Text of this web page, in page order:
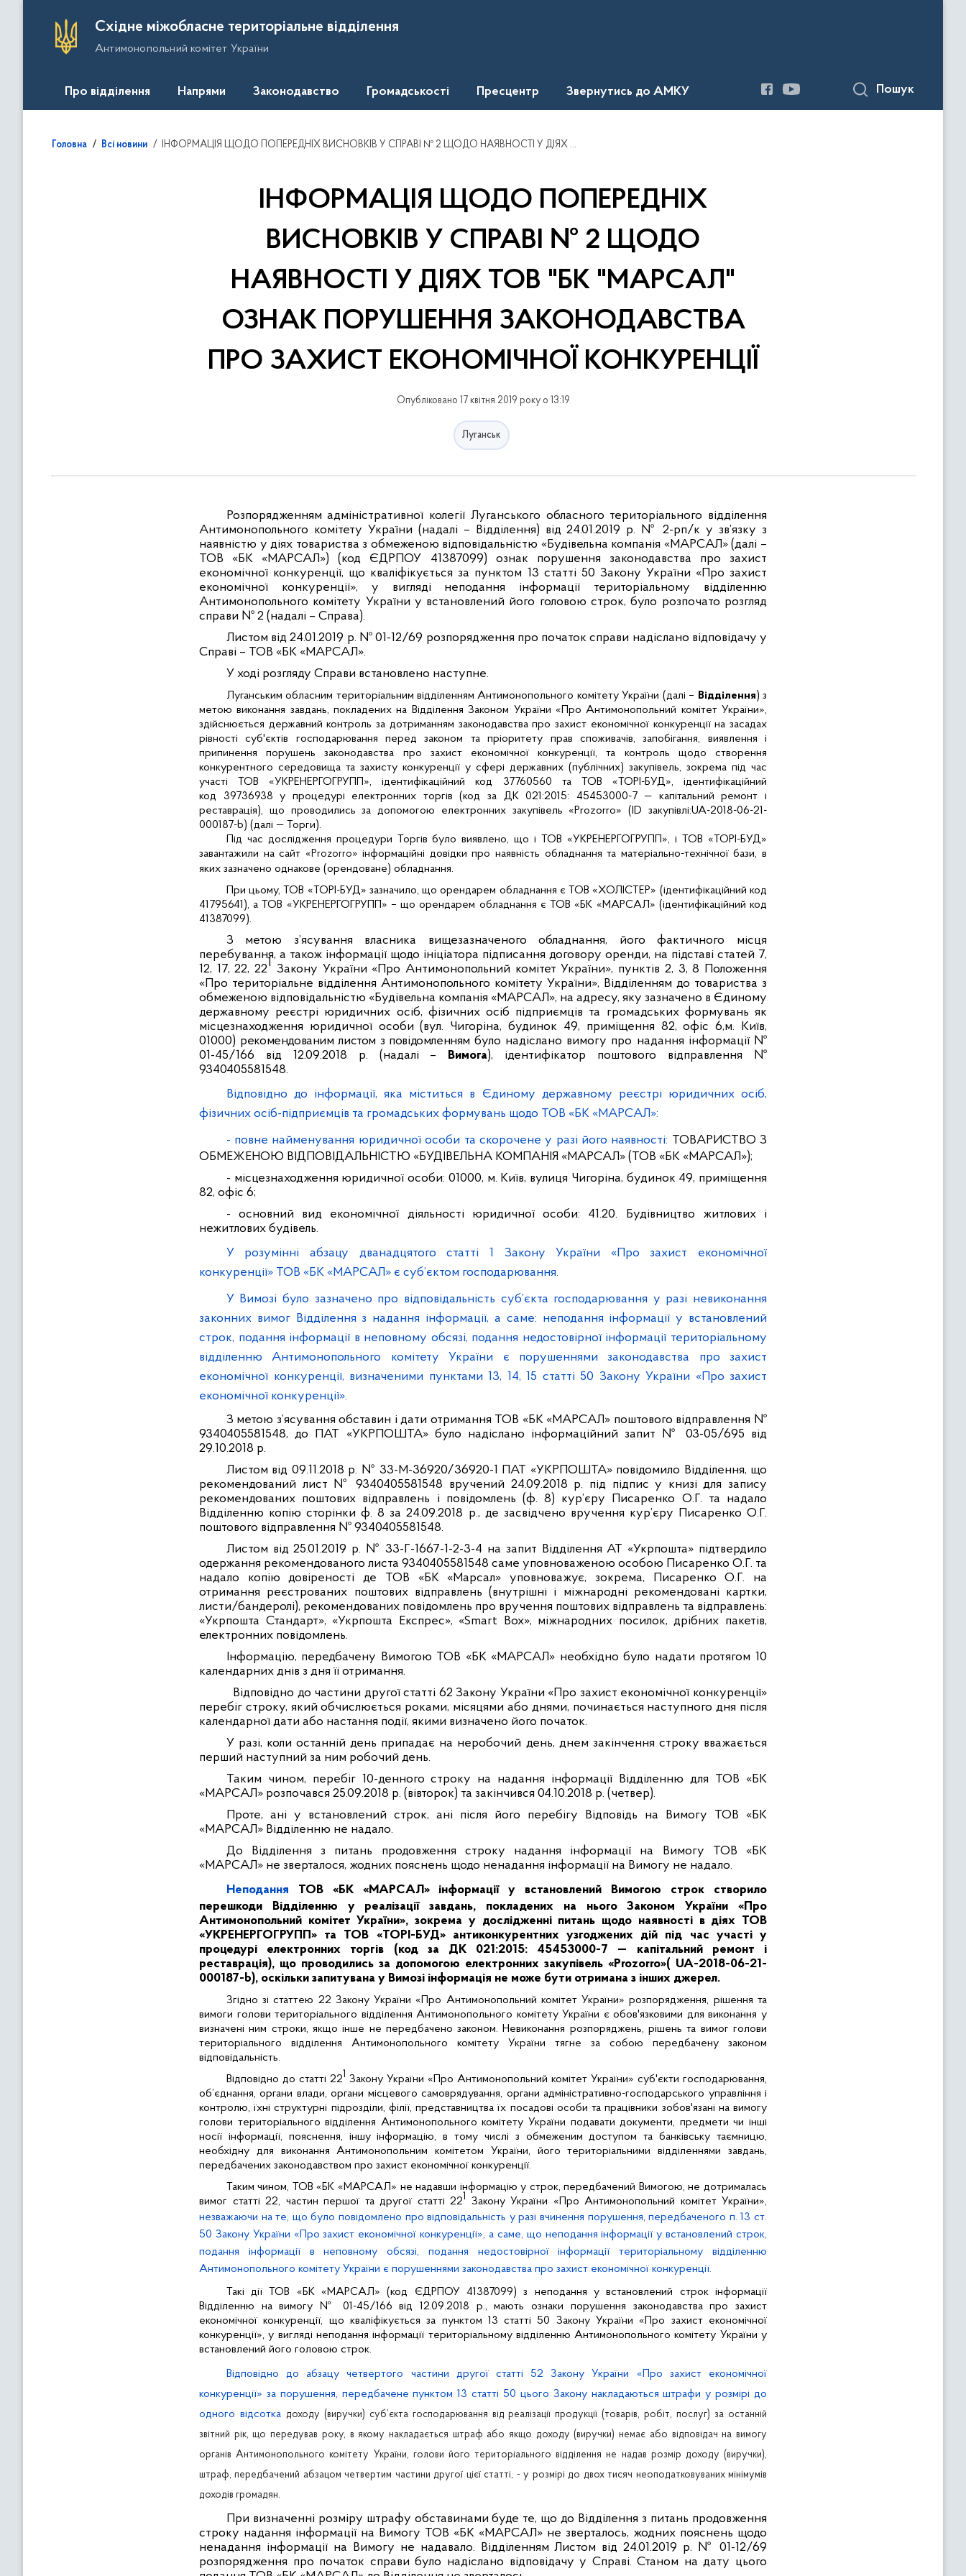
Східне міжобласне територіальне відділення
Антимонопольний комітет України
Про відділення Напрями Законодавство Громадськості Пресцентр Звернутись до АМКУ Пошук
Головна Всі новини ІНФОРМАЦІЯ ЩОДО ПОПЕРЕДНІХ ВИСНОВКІВ У СПРАВІ № 2 ЩОДО НАЯВНОСТІ У ДІЯХ ТОВ "БК "МАРСАЛ" ОЗНАК ПОРУШЕННЯ ЗАКОНОДАВСТВА ПРО ЗАХИСТ ЕКОНОМІЧНОЇ КОНКУРЕНЦІЇ
ІНФОРМАЦІЯ ЩОДО ПОПЕРЕДНІХ
ВИСНОВКІВ У СПРАВІ № 2 ЩОДО
НАЯВНОСТІ У ДІЯХ ТОВ "БК "МАРСАЛ"
ОЗНАК ПОРУШЕННЯ ЗАКОНОДАВСТВА
ПРО ЗАХИСТ ЕКОНОМІЧНОЇ КОНКУРЕНЦІЇ
Опубліковано 17 квітня 2019 року о 13:19
Луганськ
Розпорядженням адміністративної колегії Луганського обласного територіального відділення
Антимонопольного комітету України (надалі – Відділення) від 24.01.2019 р. № 2-рп/к у зв’язку з
наявністю у діях товариства з обмеженою відповідальністю «Будівельна компанія «МАРСАЛ» (далі –
ТОВ «БК «МАРСАЛ») (код ЄДРПОУ 41387099) ознак порушення законодавства про захист
економічної конкуренції, що кваліфікується за пунктом 13 статті 50 Закону України «Про захист
економічної конкуренції», у вигляді неподання інформації територіальному відділенню
Антимонопольного комітету України у встановлений його головою строк, було розпочато розгляд
справи № 2 (надалі – Справа).
Листом від 24.01.2019 р. № 01-12/69 розпорядження про початок справи надіслано відповідачу у
Справі – ТОВ «БК «МАРСАЛ».
У ході розгляду Справи встановлено наступне.
Луганським обласним територіальним відділенням Антимонопольного комітету України (далі – Відділення) з
метою виконання завдань, покладених на Відділення Законом України «Про Антимонопольний комітет України»,
здійснюється державний контроль за дотриманням законодавства про захист економічної конкуренції на засадах
рівності суб'єктів господарювання перед законом та пріоритету прав споживачів, запобігання, виявлення і
припинення порушень законодавства про захист економічної конкуренції, та контроль щодо створення
конкурентного середовища та захисту конкуренції у сфері державних (публічних) закупівель, зокрема під час
участі ТОВ «УКРЕНЕРГОГРУПП», ідентифікаційний код 37760560 та ТОВ «ТОРІ-БУД», ідентифікаційний
код 39736938
у процедурі електронних торгів (код за ДК 021:2015: 45453000-7 — капітальний ремонт і
реставрація), що проводились за допомогою електронних закупівель «Prozorro» ( ID закупівлі:UA-2018-06-21-
000187-b) (далі — Торги).
Під час дослідження процедури Торгів було виявлено, що і ТОВ «УКРЕНЕРГОГРУПП», і ТОВ «ТОРІ-БУД»
завантажили на сайт «Prozorro» інформаційні довідки про наявність обладнання та матеріально-технічної бази, в
яких зазначено однакове (орендоване) обладнання.
При цьому, ТОВ «ТОРІ-БУД» зазначило, що орендарем обладнання є ТОВ «ХОЛІСТЕР» (ідентифікаційний код
41795641), а ТОВ «УКРЕНЕРГОГРУПП» – що орендарем обладнання є ТОВ «БК «МАРСАЛ» (ідентифікаційний код
41387099).
З метою з’ясування власника вищезазначеногообладнання, його фактичного місця
перебування, а також інформації щодо ініціатора підписання договору оренди, на підставі статей 7,
12, 17, 22, 221 Закону України «Про Антимонопольний комітет України», пунктів 2, 3, 8 Положення
«Про територіальне відділення Антимонопольного комітету України», Відділенням до товариства з
обмеженою відповідальністю «Будівельна компанія «МАРСАЛ», на адресу, яку зазначено в Єдиному
державному реєстрі юридичних осіб, фізичних осіб підприємців та громадських формувань як
місцезнаходження юридичної особи (вул. Чигоріна, будинок 49, приміщення 82, офіс 6,м. Київ,
01000) рекомендованим листом з повідомленням було надіслано вимогу про надання інформації №
01-45/166 від 12.09.2018 р. (надалі – Вимога), ідентифікатор поштового відправлення №
9340405581548.
Відповідно до інформації, яка міститься в Єдиному державному реєстрі юридичних осіб,
фізичних осіб-підприємців та громадських формувань щодо ТОВ «БК «МАРСАЛ»:
- повне найменування юридичної особи та скорочене у разі його наявності: ТОВАРИСТВО З
ОБМЕЖЕНОЮ ВІДПОВІДАЛЬНІСТЮ «БУДІВЕЛЬНА КОМПАНІЯ «МАРСАЛ» (ТОВ «БК «МАРСАЛ»);
- місцезнаходження юридичної особи: 01000, м. Київ, вулиця Чигоріна, будинок 49, приміщення
82, офіс 6;
- основний вид економічної діяльності юридичної особи: 41.20. Будівництво житлових і
нежитлових будівель.
У розумінні абзацу дванадцятого статті 1 Закону України «Про захист економічної
конкуренції» ТОВ «БК «МАРСАЛ» є суб’єктом господарювання.
У Вимозі було зазначено про відповідальність суб’єкта господарювання у разі невиконання
законних вимог Відділення з надання інформації, а саме: неподання інформації у встановлений
строк, подання інформації в неповному обсязі, подання недостовірної інформації територіальному
відділенню Антимонопольного комітету України є порушеннями законодавства про захист
економічної конкуренції, визначеними пунктами 13, 14, 15 статті 50 Закону України «Про захист
економічної конкуренції».
З метою з’ясування обставин і дати отримання ТОВ «БК «МАРСАЛ» поштового відправлення №
9340405581548, до ПАТ «УКРПОШТА» було надіслано інформаційний запит № 03-05/695 від
29.10.2018 р.
Листом від 09.11.2018 р. № 33-М-36920/36920-1 ПАТ «УКРПОШТА» повідомило Відділення, що
рекомендований лист № 9340405581548 вручений 24.09.2018 р. під підпис у книзі для запису
рекомендованих поштових відправлень і повідомлень (ф. 8) кур’єру Писаренко О.Г. та надало
Відділенню копію сторінки ф. 8 за 24.09.2018 р., де засвідчено вручення кур’єру Писаренко О.Г.
поштового відправлення № 9340405581548.
Листом від 25.01.2019 р. № 33-Г-1667-1-2-3-4 на запит Відділення АТ «Укрпошта» підтвердило
одержання рекомендованого листа 9340405581548 саме уповноваженою особою Писаренко О.Г. та
надало копію довіреності де ТОВ «БК «Марсал» уповноважує, зокрема, Писаренко О.Г. на
отримання реєстрованих поштових відправлень (внутрішні і міжнародні рекомендовані картки,
листи/бандеролі), рекомендованих повідомлень про вручення поштових відправлень та відправлень:
«Укрпошта Стандарт», «Укрпошта Експрес», «Smart Box», міжнародних посилок, дрібних пакетів,
електронних повідомлень.
Інформацію, передбачену Вимогою ТОВ «БК «МАРСАЛ» необхідно було надати протягом 10
календарних днів з дня її отримання.
Відповідно до частини другої статті 62 Закону України «Про захист економічної конкуренції»
перебіг строку, який обчислюється роками, місяцями або днями, починається наступного дня після
календарної дати або настання події, якими визначено його початок.
У разі, коли останній день припадає на неробочий день, днем закінчення строку вважається
перший наступний за ним робочий день.
Таким чином, перебіг 10-денного строку на надання інформації Відділенню для ТОВ «БК
«МАРСАЛ» розпочався 25.09.2018 р. (вівторок) та закінчився 04.10.2018 р. (четвер).
Проте, ані у встановлений строк, ані після його перебігу Відповідь на Вимогу ТОВ «БК
«МАРСАЛ» Відділенню не надало.
До Відділення з питань продовження строку надання інформації на Вимогу ТОВ «БК
«МАРСАЛ» не зверталося, жодних пояснень щодо ненадання інформації на Вимогу не надало.
Неподання ТОВ «БК «МАРСАЛ»інформації у встановлений Вимогою строк створило
перешкоди Відділенню у реалізації завдань, покладених на нього Законом України «Про
Антимонопольний комітет України», зокрема у дослідженні питань щодо наявності в діях ТОВ
«УКРЕНЕРГОГРУПП» та ТОВ «ТОРІ-БУД» антиконкурентних узгоджених дій під час участі у
процедурі електронних торгів (код за ДК 021:2015: 45453000-7 — капітальний ремонт і
реставрація), що проводились за допомогою електронних закупівель «Prozorro»( UA-2018-06-21-
000187-b), оскільки запитувана у Вимозі інформація не може бути отримана з інших джерел.
Згідно зі статтею 22 Закону України «Про Антимонопольний комітет України» розпорядження, рішення та
вимоги голови територіального відділення Антимонопольного комітету України є обов'язковими для виконання у
визначені ним строки, якщо інше не передбачено законом. Невиконання розпоряджень, рішень та вимог голови
територіального відділення Антимонопольного комітету України тягне за собою передбачену законом
відповідальність.
Відповідно до статті 22
Закону України «Про Антимонопольний комітет України» суб'єкти господарювання,
об’єднання, органи влади, органи місцевого самоврядування, органи адміністративно-господарського управління і
контролю, їхні структурні підрозділи, філії, представництва їх посадові особи та працівники зобов'язані на вимогу
голови територіального відділення Антимонопольного комітету України подавати документи, предмети чи інші
носії інформації, пояснення, іншу інформацію, в тому числі з обмеженим доступом та банківську таємницю,
необхідну для виконання Антимонопольним комітетом України, його територіальними відділеннями завдань,
передбачених законодавством про захист економічної конкуренції.
Таким чином, ТОВ «БК «МАРСАЛ» не надавши інформацію у строк, передбачений Вимогою, не дотрималась
вимог статті 22, частин першої та другої статті 22
Закону України «Про Антимонопольний комітет України»,
незважаючи на те, що було повідомлено про відповідальність у разі вчинення порушення, передбаченого п. 13 ст.
50 Закону України «Про захист економічної конкуренції», а саме, що неподання інформації у встановлений строк,
подання інформації в неповному обсязі, подання недостовірної інформації територіальному відділенню
Антимонопольного комітету України є порушеннями законодавства про захист економічної конкуренції.
Такі дії ТОВ «БК «МАРСАЛ» (код ЄДРПОУ 41387099) з неподання у встановлений строк інформації
Відділенню на вимогу № 01-45/166 від 12.09.2018 р., мають ознаки порушення законодавства про захист
економічної конкуренції, що кваліфікується за пунктом 13 статті 50 Закону України «Про захист економічної
конкуренції», у вигляді неподання інформації територіальному відділенню Антимонопольного комітету України у
встановлений його головою строк.
Відповідно до абзацу четвертого частини другої статті 52 Закону України «Про захист економічної
конкуренції» за порушення, передбачене пунктом 13 статті 50 цього Закону накладаються штрафи у розмірі до
одного відсотка доходу (виручки) суб’єкта господарювання від реалізації продукції (товарів, робіт, послуг) за останній
звітний рік, що передував року, в якому накладається штраф або якщо доходу (виручки) немає або відповідач на вимогу
органів Антимонопольного комітету України, голови його територіального відділення не надав розмір доходу (виручки),
штраф, передбачений абзацом четвертим частини другої цієї статті, - у розмірі до двох тисяч неоподатковуваних мінімумів
доходів громадян.
При визначенні розміру штрафу обставинами буде те, що до Відділення з питань продовження
строку надання інформації на Вимогу ТОВ «БК «МАРСАЛ» не зверталось, жодних пояснень щодо
ненадання інформації на Вимогу не надавало. Відділенням Листом від 24.01.2019 р. № 01-12/69
розпорядження про початок справи було надіслано відповідачу у Справі. Станом на дату цього